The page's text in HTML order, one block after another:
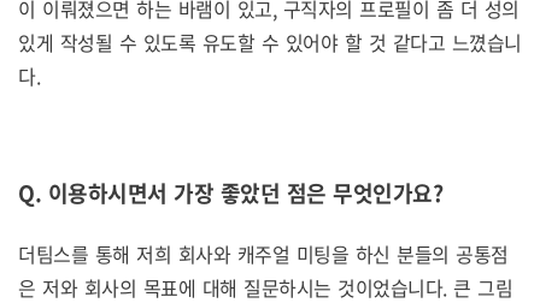
이 이뤄졌으면 하는 바램이 있고, 구직자의 프로필이 좀 더 성의
있게 작성될 수 있도록 유도할 수 있어야 할 것 같다고 느꼈습니
다.
Q. 이용하시면서 가장 좋았던 점은 무엇인가요?
더팀스를 통해 저희 회사와 캐주얼 미팅을 하신 분들의 공통점
은 저와 회사의 목표에 대해 질문하시는 것이었습니다. 큰 그림